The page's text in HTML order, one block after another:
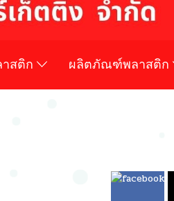
สติก ผลิตภัณฑ์พลาสติก